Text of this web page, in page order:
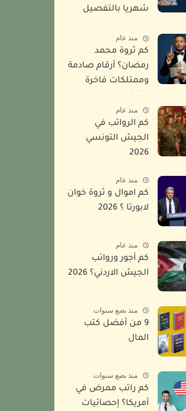
شهريا بالتفصيل
منذ عام
كم ثروة محمد
رمضان؟ أرقام صادمة
وممتلكات فاخرة
منذ عام
كم الرواتب في
الجيش التونسي
2026
منذ عام
كم اموال و ثروة خوان
لابورتا ؟ 2026
منذ عام
كم أجور ورواتب
الجيش الاردني؟ 2026
منذ بضع سنوات
9 من أفضل كتب
المال
منذ بضع سنوات
كم راتب ممرض في
أمريكا؟ إحصائيات